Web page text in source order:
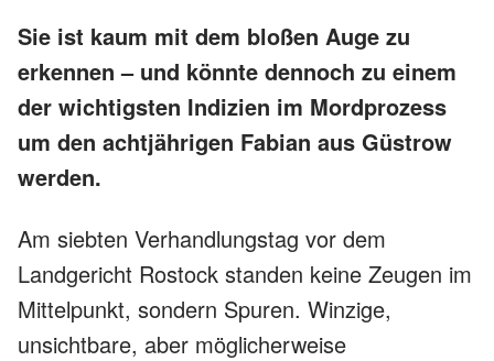
Sie ist kaum mit dem bloßen Auge zu
erkennen – und könnte dennoch zu einem
der wichtigsten Indizien im Mordprozess
um den achtjährigen Fabian aus Güstrow
werden.
Am siebten Verhandlungstag vor dem
Landgericht Rostock standen keine Zeugen im
Mittelpunkt, sondern Spuren. Winzige,
unsichtbare, aber möglicherweise